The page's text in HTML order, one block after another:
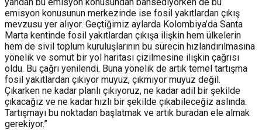
emisyon konusunun merkezinde ise fosil yakıtlardan çıkış
mevzusu yer alıyor. Geçtiğimiz aylarda Kolombiya’da Santa
Marta kentinde fosil yakıtlardan çıkışa ilişkin hem ülkelerin
hem de sivil toplum kuruluşlarının bu sürecin hızlandırılmasına
yönelik ve somut bir yol haritası çizilmesine ilişkin çağrısı
oldu. Bu çağrı yenilendi. Buna yönelik de artık temel tartışma
fosil yakıtlardan çıkıyor muyuz, çıkmıyor muyuz değil.
Çıkarken ne kadar planlı çıkıyoruz, ne kadar adil bir şekilde
çıkacağız ve ne kadar hızlı bir şekilde çıkabileceğiz aslında.
Tartışmayı bu noktadan başlatmak ve artık buradan ele almak
gerekiyor.”